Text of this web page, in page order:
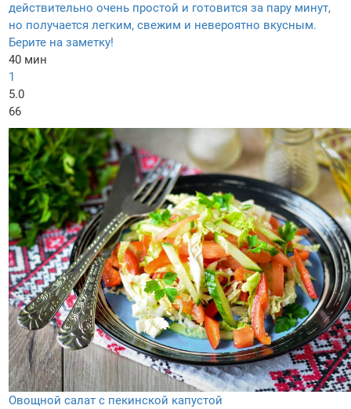
действительно очень простой и готовится за пару минут,
но получается легким, свежим и невероятно вкусным.
Берите на заметку!
40 мин
1
5.0
66
Овощной салат с пекинской капустой